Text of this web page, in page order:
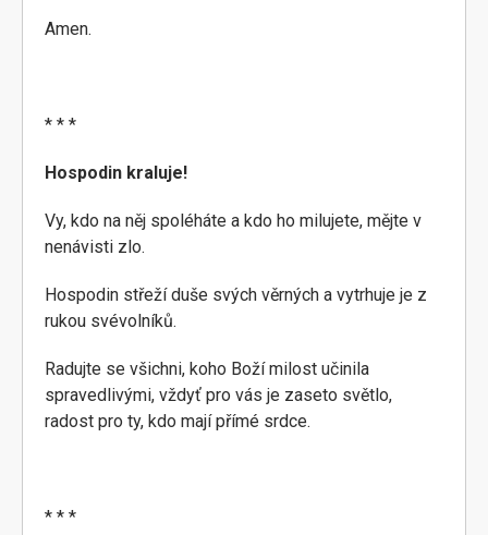
Amen.
* * *
Hospodin kraluje!
Vy, kdo na něj spoléháte a kdo ho milujete, mějte v
nenávisti zlo.
Hospodin střeží duše svých věrných a vytrhuje je z
rukou svévolníků.
Radujte se všichni, koho Boží milost učinila
spravedlivými, vždyť pro vás je zaseto světlo,
radost pro ty, kdo mají přímé srdce.
* * *